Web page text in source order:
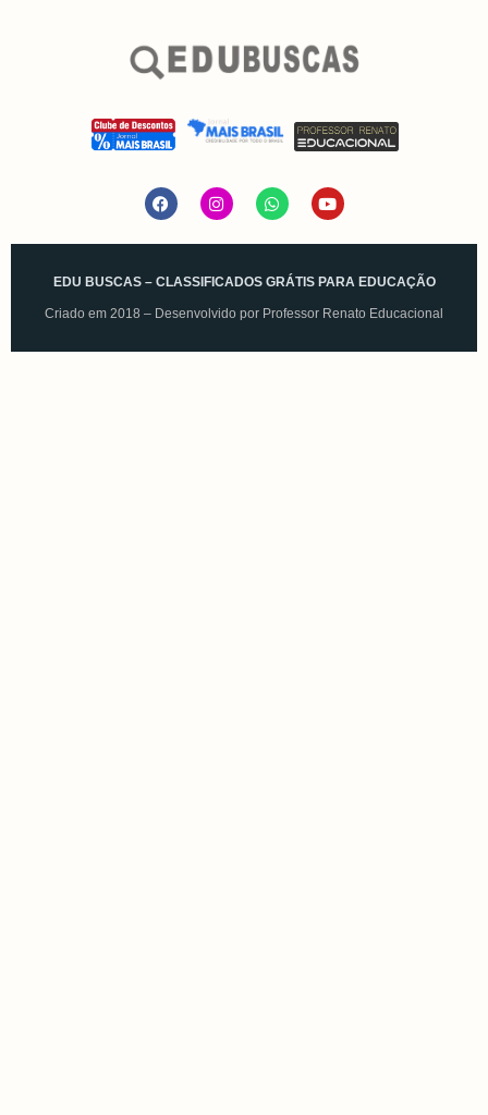
EDU BUSCAS – CLASSIFICADOS GRÁTIS PARA EDUCAÇÃO
Criado em 2018 – Desenvolvido por Professor Renato Educacional